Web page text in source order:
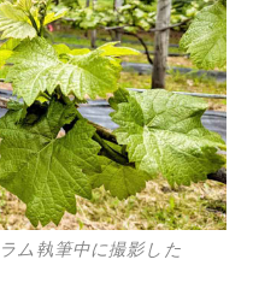
ム執筆中に撮影した